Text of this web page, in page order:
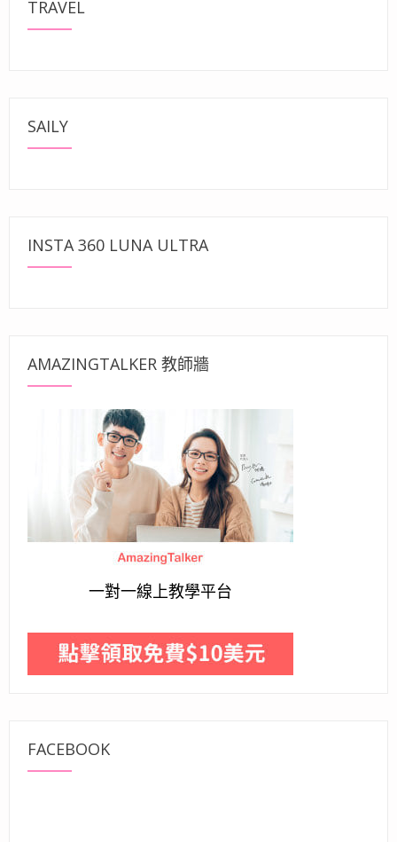
TRAVEL
SAILY
INSTA 360 LUNA ULTRA
AMAZINGTALKER 教師牆
一對一線上教學平台
FACEBOOK